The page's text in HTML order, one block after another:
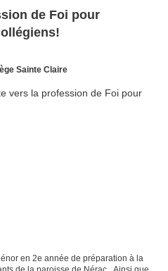
de Foi pour
Sainte Claire
en 2e année de préparation à la